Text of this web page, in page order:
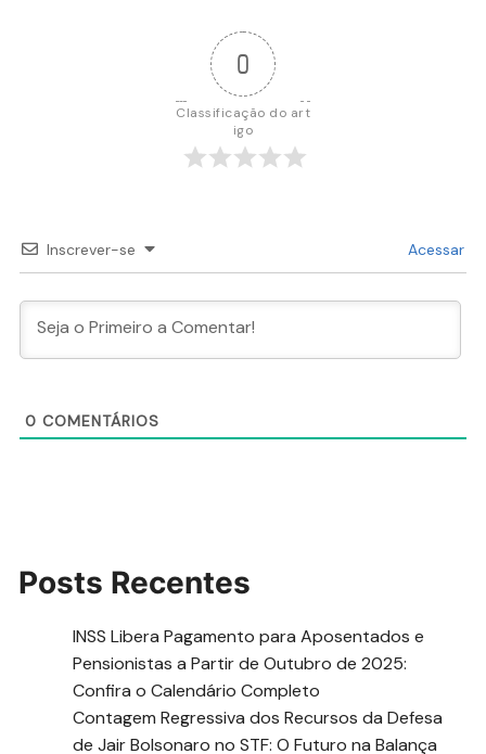
0
Classificação do art
igo
Inscrever-se Acessar
0 COMENTÁRIOS
Posts Recentes
INSS Libera Pagamento para Aposentados e
Pensionistas a Partir de Outubro de 2025:
Confira o Calendário Completo
Contagem Regressiva dos Recursos da Defesa
de Jair Bolsonaro no STF: O Futuro na Balança